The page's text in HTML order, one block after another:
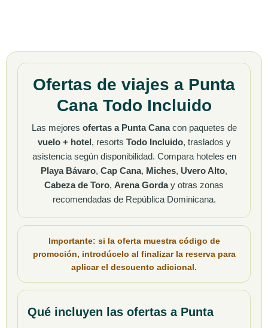
Ofertas de viajes a Punta
Cana Todo Incluido
Las mejores ofertas a Punta Canacon paquetes de
vuelo + hotel, resorts Todo Incluido, traslados y
asistencia según disponibilidad. Compara hoteles en
Playa Bávaro, Cap Cana, Miches, Uvero Alto,
Cabeza de Toro, Arena Gorday otras zonas
recomendadas de República Dominicana.
Importante: si la oferta muestra código de
promoción, introdúcelo al finalizar la reserva para
aplicar el descuento adicional.
Qué incluyen las ofertas a Punta